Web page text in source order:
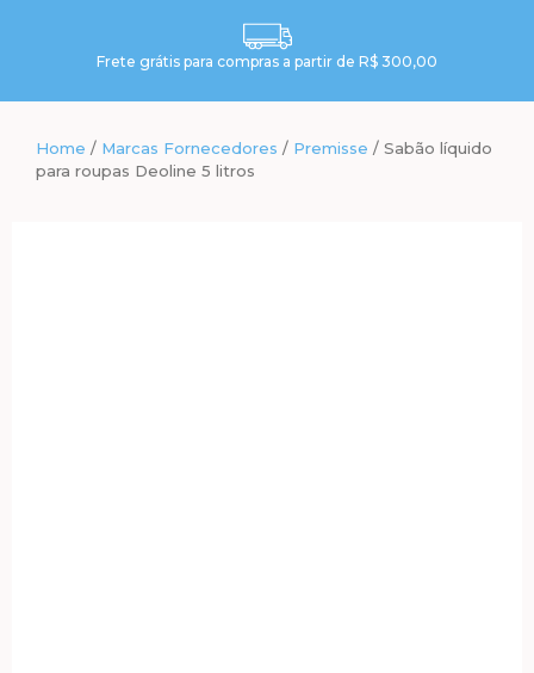
Frete grátis para compras a partir de R$ 300,00
Home / Marcas Fornecedores / Premisse / Sabão líquido
para roupas Deoline 5 litros